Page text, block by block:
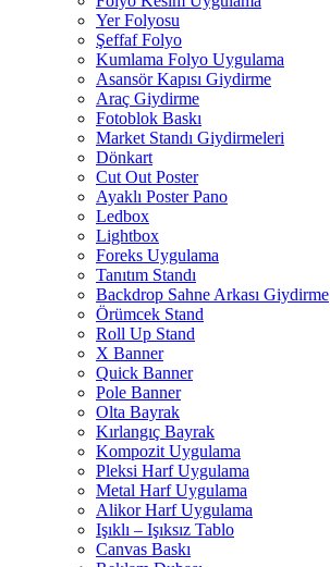
Yer Folyosu
Şeffaf Folyo
Kumlama Folyo Uygulama
Asansör Kapısı Giydirme
Araç Giydirme
Fotoblok Baskı
Market Standı Giydirmeleri
Dönkart
Cut Out Poster
Ayaklı Poster Pano
Ledbox
Lightbox
Foreks Uygulama
Tanıtım Standı
Backdrop Sahne Arkası Giydirme
Örümcek Stand
Roll Up Stand
X Banner
Quick Banner
Pole Banner
Olta Bayrak
Kırlangıç Bayrak
Kompozit Uygulama
Pleksi Harf Uygulama
Metal Harf Uygulama
Alikor Harf Uygulama
Işıklı – Işıksız Tablo
Canvas Baskı